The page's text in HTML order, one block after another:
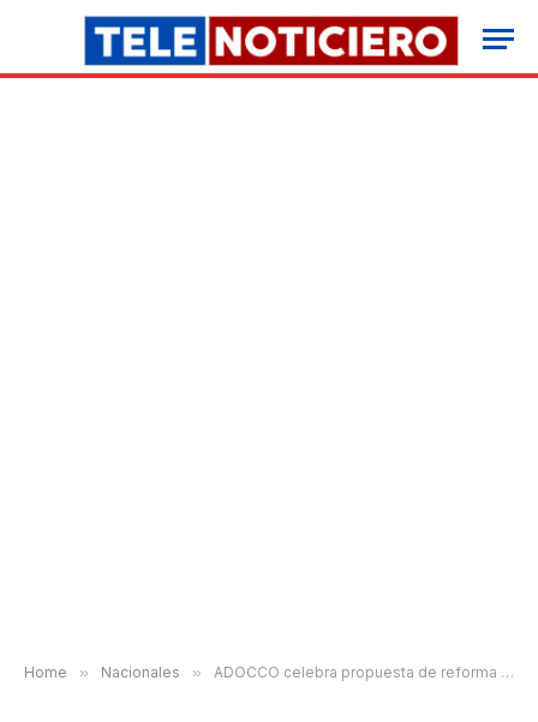
Home » Nacionales » ADOCCO celebra propuesta de reforma constitucional como respuesta al clamor popular.